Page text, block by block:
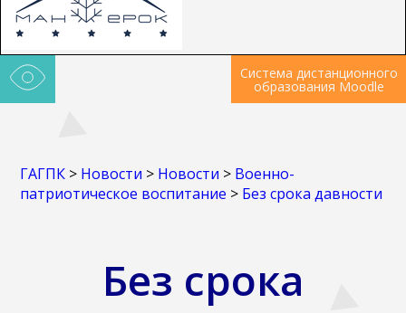
Система дистанционного
образования Moodle
ГАГПК > Новости > Новости > Военно-
патриотическое воспитание > Без срока давности
Без срока